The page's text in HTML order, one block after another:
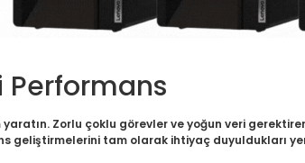
Performans
Zorlu çoklu görevler ve yoğun veri
geliştirmelerini tam olarak ihtiyaç duyuldukları